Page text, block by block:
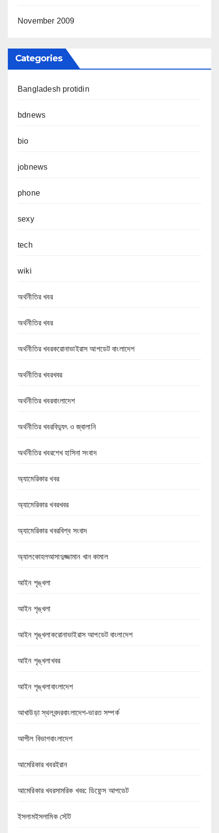
November 2009
Categories
Bangladesh protidin
bdnews
bio
jobnews
phone
sexy
tech
wiki
অর্থনীতির খবর
অর্থনীতির খবর
অর্থনীতির খবরকরোনাভাইরাস আপডেট বাংলাদেশ
অর্থনীতির খবরখবর
অর্থনীতির খবরবাংলাদেশ
অর্থনীতির খবরবিদ্যুৎ ও জ্বালানি
অর্থনীতির খবরশেখ হাসিনা সংবাদ
অ্যামেরিকার খবর
অ্যামেরিকার খবরখবর
অ্যামেরিকার খবরবিশ্ব সংবাদ
অ্যালকোহলআসাদুজ্জামান খান কামাল
আইন শৃঙ্খলা
আইন শৃঙ্খলা
আইন শৃঙ্খলাকরোনাভাইরাস আপডেট বাংলাদেশ
আইন শৃঙ্খলাখবর
আইন শৃঙ্খলাবাংলাদেশ
আখাউড়া স্থলবন্দরবাংলাদেশ-ভারত সম্পর্ক
আপীল বিভাগবাংলাদেশ
আমেরিকার খবরইরান
আমেরিকার খবরসামরিক খবর: ডিফেন্স আপডেট
ইসলামইসলামিক স্টেট